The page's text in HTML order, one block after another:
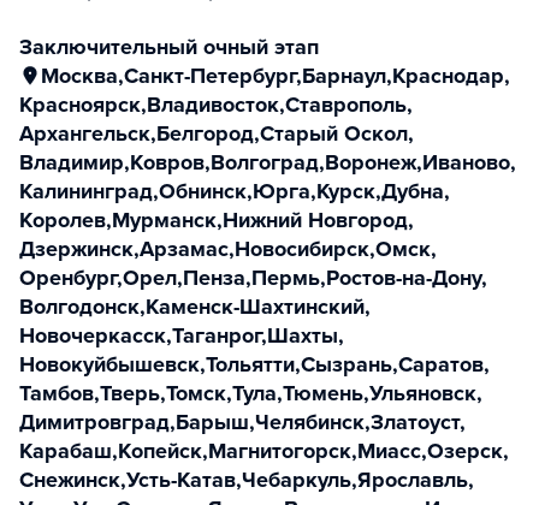
заключительный очный этап
Москва,Санкт-Петербург,Барнаул,Краснодар,
Красноярск,Владивосток,Ставрополь,
Архангельск,Белгород,Старый Оскол,
Владимир,Ковров,Волгоград,Воронеж,Иваново,
Калининград,Обнинск,Юрга,Курск,Дубна,
Королев,Мурманск,Нижний Новгород,
Дзержинск,Арзамас,Новосибирск,Омск,
Оренбург,Орел,Пенза,Пермь,Ростов-на-Дону,
Волгодонск,Каменск-Шахтинский,
Новочеркасск,Таганрог,Шахты,
Новокуйбышевск,Тольятти,Сызрань,Саратов,
Тамбов,Тверь,Томск,Тула,Тюмень,Ульяновск,
Димитровград,Барыш,Челябинск,Златоуст,
Карабаш,Копейск,Магнитогорск,Миасс,Озерск,
Снежинск,Усть-Катав,Чебаркуль,Ярославль,